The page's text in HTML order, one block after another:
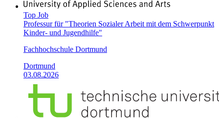
Top Job
Professur für "Theorien Sozialer Arbeit mit dem Schwerpunkt
Kinder- und Jugendhilfe"
Fachhochschule Dortmund
Dortmund
03.08.2026